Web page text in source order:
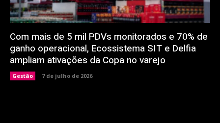
Com mais de 5 mil PDVs monitorados e 70% de
ganho operacional, Ecossistema SIT e Delfia
ampliam ativações da Copa no varejo
Gestão 7 de julho de 2026